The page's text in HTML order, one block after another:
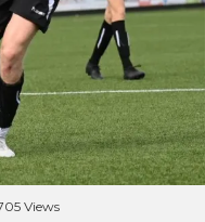
Views